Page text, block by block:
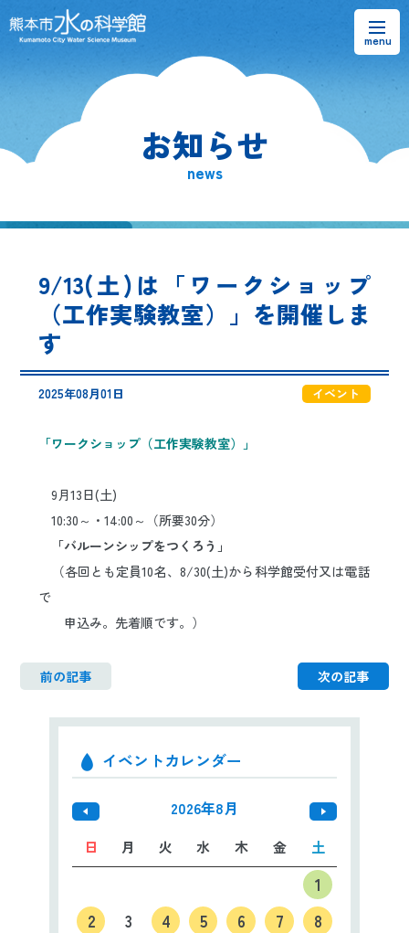
熊本市水の科学館とは
水のラーニングフィールド
お知らせ
news
9/13(土)は「ワークショップ
（工作実験教室）」を開催しま
す
2025年08月01日 イベント
「ワークショップ（工作実験教室）」
9月13日(土)
10:30～・14:00～（所要30分）
「バルーンシップをつくろう」
（各回とも定員10名、8/30(土)から科学館受付又は電話
で
申込み。 先着順です。）
前の記事 次の記事
イベントカレンダー
2026年8月
日 月 火 水 木 金 土
1
2
3 4 5 6 7
8